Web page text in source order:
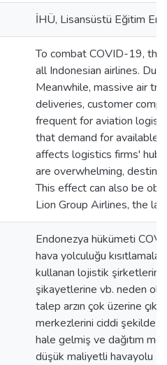
İHÜ, Lisansüstü Eğitim
To combat COVID-19,
all Indonesian airlines.
Meanwhile, massive air
deliveries, customer
frequent for aviation
that demand for available
affects logistics firms'
are overwhelming,
This effect can also be
Lion Group Airlines, the
Endonezya hükümeti
hava yolculuğu
kullanan lojistik
şikayetlerine vb. neden
talep arzın çok üzerine
merkezlerini ciddi şekilde
hale gelmiş ve dağıtım
düşük maliyetli havayolu